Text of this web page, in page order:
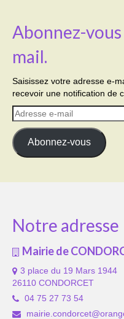
Abonnez-vous
mail.
Saisissez votre adresse e-
recevoir une notification de
Adresse
e-
mail
Abonnez-vous
Notre adresse
Mairie de
3 place du 19 Mars 1944
26110 CONDORCET
04 75 27 73 54